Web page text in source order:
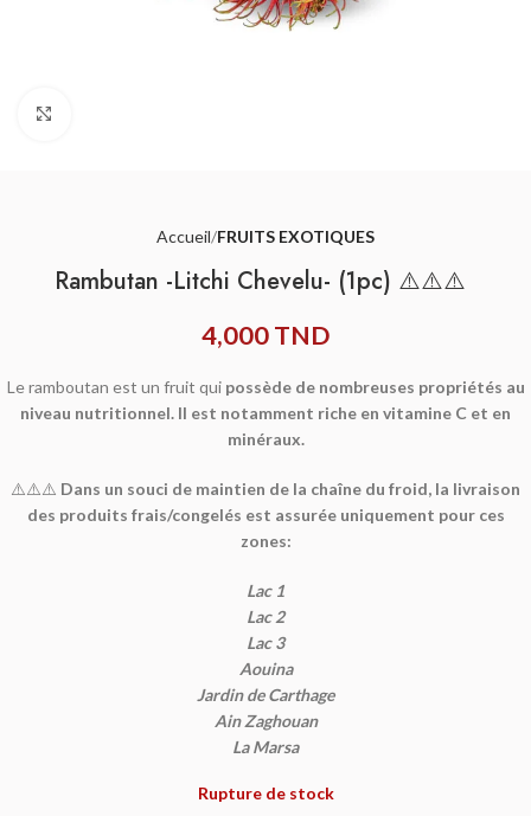
Accueil FRUITS EXOTIQUES
Rambutan -Litchi Chevelu- (1pc) ⚠️⚠️⚠️
4,000TND
Le ramboutan est un fruit qui possède de nombreuses propriétés au
niveau nutritionnel. Il est notamment riche en vitamine C et en
minéraux.
⚠️⚠️⚠️ Dans un souci de maintien de la chaîne du froid, la livraison
des produits frais/congelés est assurée uniquement pour ces
zones:
Lac 1
Lac 2
Lac 3
Aouina
Jardin de Carthage
Ain Zaghouan
La Marsa
Rupture de stock